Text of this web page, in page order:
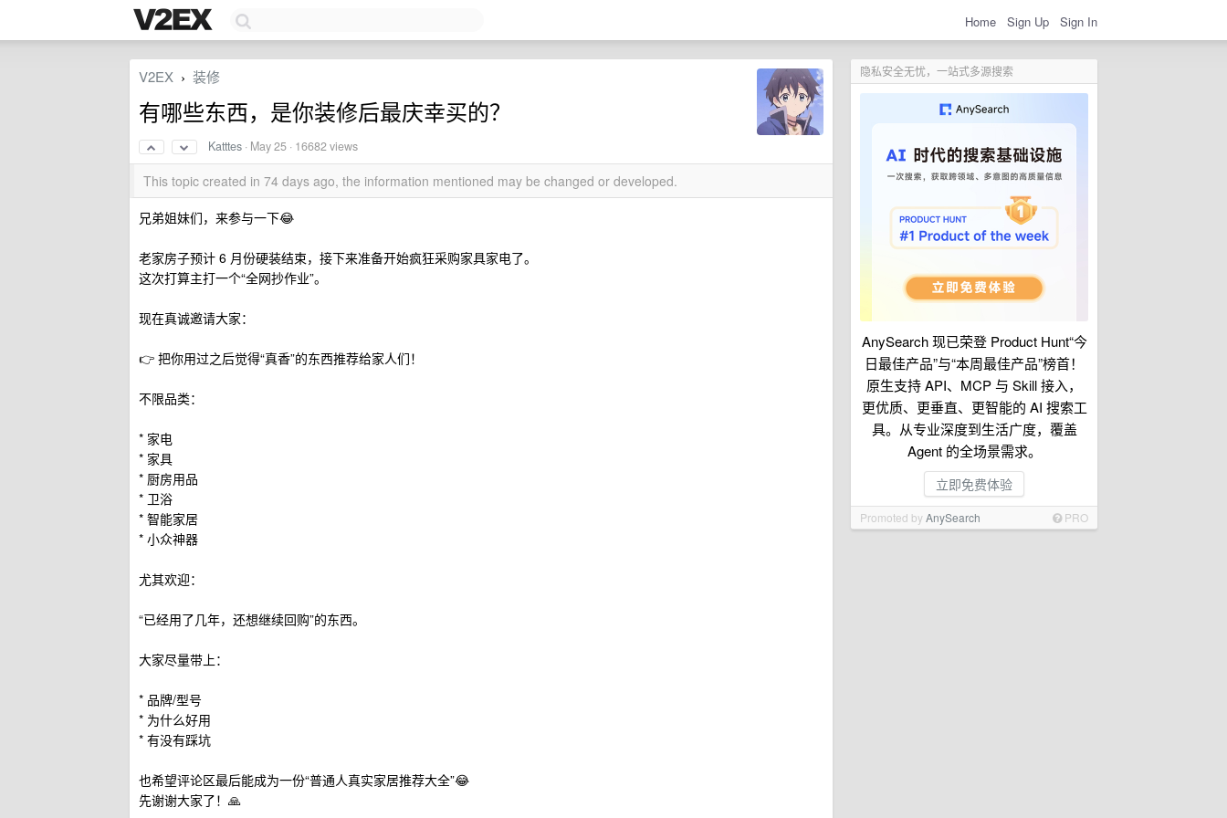
Home Sign Up Sign In
隐私安全无忧，一站式多源搜索
AnySearch 现已荣登 Product Hunt“今
日最佳产品”与“本周最佳产品”榜首！
原生支持 API、MCP 与 Skill 接入，
更优质、更垂直、更智能的 AI 搜索工
具。从专业深度到生活广度，覆盖
Agent 的全场景需求。
立即免费体验
Promoted byAnySearch PRO
V2EX › 装修
有哪些东西，是你装修后最庆幸买的？
Katttes · May 25 · 16682 views
This topic created in 74 days ago, the information mentioned may be changed or developed.
兄弟姐妹们，来参与一下😂
老家房子预计 6 月份硬装结束，接下来准备开始疯狂采购家具家电了。
这次打算主打一个“全网抄作业”。
现在真诚邀请大家：
👉 把你用过之后觉得“真香”的东西推荐给家人们！
不限品类：
* 家电
* 家具
* 厨房用品
* 卫浴
* 智能家居
* 小众神器
尤其欢迎：
“已经用了几年，还想继续回购”的东西。
大家尽量带上：
* 品牌/型号
* 为什么好用
* 有没有踩坑
也希望评论区最后能成为一份“普通人真实家居推荐大全”😂
先谢谢大家了！🙏